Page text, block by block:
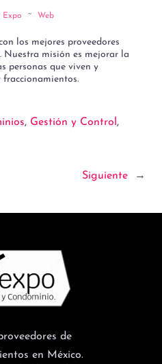
Expo ~ Web
los mejores proveedores
Nuestra misión es mejorar la
personas que viven y
, Gestión y Control
Siguiente →
de
en México.